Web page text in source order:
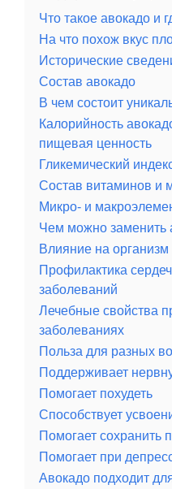
Что такое авокадо и
На что похож вкус
Исторические
Состав авокадо
В чем состоит
Калорийность
пищевая ценность
Гликемический
Состав витаминов и
Микро- и
Чем можно заменить
Влияние на организм
Профилактика
заболеваний
Лечебные свойства
заболеваниях
Польза для разных
Поддерживает
Помогает похудеть
Способствует
Помогает сохранить
Помогает при
Авокадо подходит